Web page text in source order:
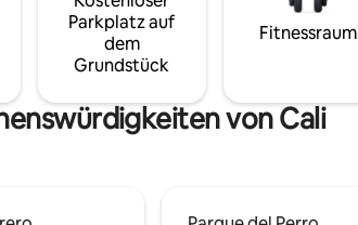
Parkplatz auf
dem
Grundstück
Fitnessraum
von Cali